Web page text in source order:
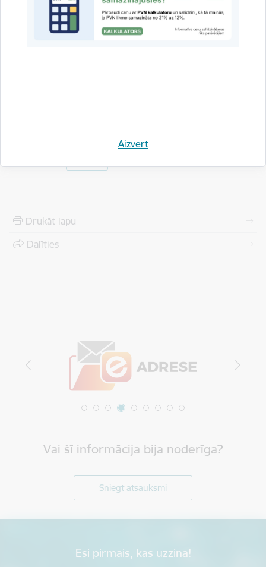
Aizvērt
Piensaimnieku Centrālā Savienība, Lauksaimniecības
organizāciju sadarbības padome, biedrība “Zemnieku saeima”
un Latvijas Lauksaimniecības kooperatīvu asociācija.
Drukāt lapu
Dalīties
Vai šī informācija bija noderīga?
Sniegt atsauksmi
Esi pirmais, kas uzzina!